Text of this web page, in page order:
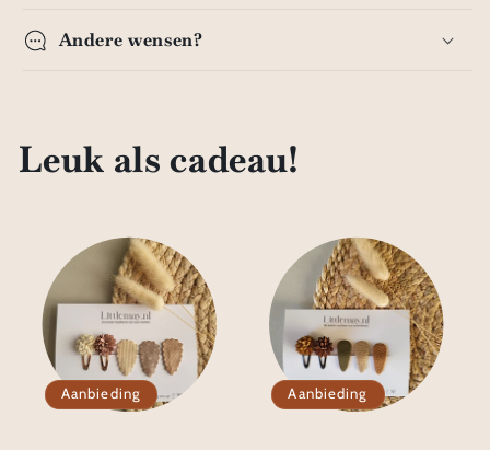
Andere wensen?
Leuk als cadeau!
Aanbieding Aanbieding